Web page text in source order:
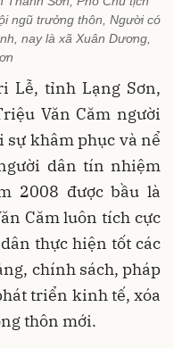
ngũ trưởng thôn, Người có
nay là xã Xuân Dương,
Lễ, tỉnh Lạng Sơn,
Văn Căm người
sự khâm phục và nể
dân tín nhiệm
2008 được bầu là
Căm luôn tích cực
thực hiện tốt các
chính sách, pháp
triển kinh tế, xóa
thôn mới.